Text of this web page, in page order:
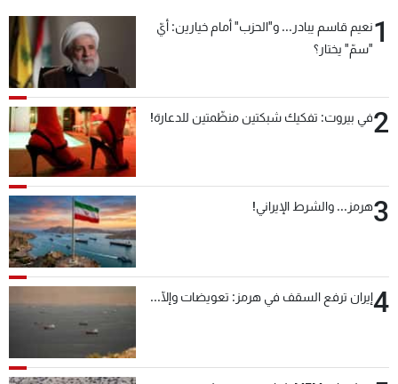
1نعيم قاسم يبادر... و"الحزب" أمام خيارين: أيّ
"سمّ" يختار؟
2في بيروت: تفكيك شبكتين منظّمتين للدعارة!
3هرمز... والشرط الإيراني!
4إيران ترفع السقف في هرمز: تعويضات وإلّا...